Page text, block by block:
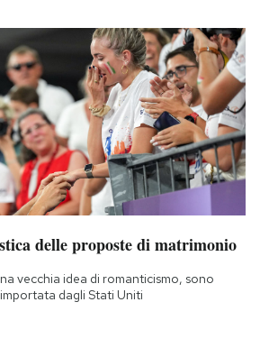
delle proposte di matrimonio
vecchia idea di romanticismo, sono
dagli Stati Uniti